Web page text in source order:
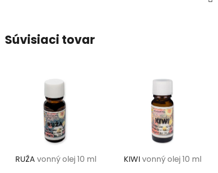
Súvisiaci tovar
RUŽA vonný olej 10 ml KIWIvonný olej 10 ml